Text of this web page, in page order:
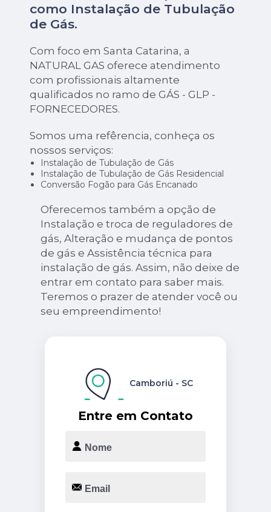
como Instalação de Tubulação
de Gás.
Com foco em Santa Catarina, a
NATURAL GAS oferece atendimento
com profissionais altamente
qualificados no ramo de GÁS - GLP -
FORNECEDORES.
Somos uma refêrencia, conheça os
nossos serviços:
Instalação de Tubulação de Gás
Instalação de Tubulação de Gás Residencial
Conversão Fogão para Gás Encanado
Oferecemos também a opção de
Instalação e troca de reguladores de
gás, Alteração e mudança de pontos
de gás e Assistência técnica para
instalação de gás. Assim, não deixe de
entrar em contato para saber mais.
Teremos o prazer de atender você ou
seu empreendimento!
Entre em Contato
Camboriú - SC